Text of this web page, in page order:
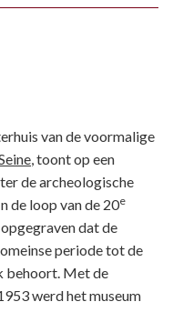
van de voormalige
, toont op een
de archeologische
de loop van de 20e
dat de
periode tot de
behoort. Met de
werd het museum